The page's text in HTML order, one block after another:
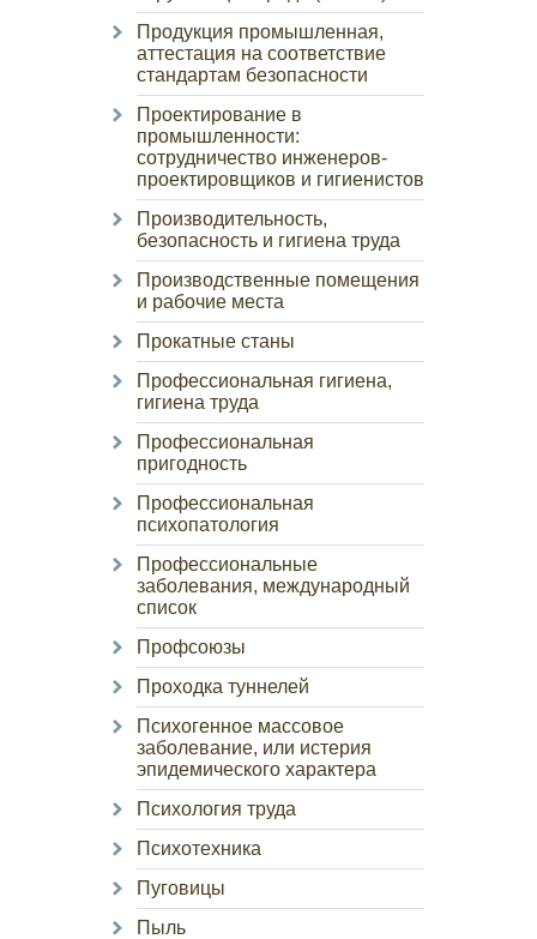
Продукция промышленная,
аттестация на соответствие
стандартам безопасности
Проектирование в
промышленности:
сотрудничество инженеров-
проектировщиков и гигиенистов
Производительность,
безопасность и гигиена труда
Производственные помещения
и рабочие места
Прокатные станы
Профессиональная гигиена,
гигиена труда
Профессиональная
пригодность
Профессиональная
психопатология
Профессиональные
заболевания, международный
список
Профсоюзы
Проходка туннелей
Психогенное массовое
заболевание, или истерия
эпидемического характера
Психология труда
Психотехника
Пуговицы
Пыль